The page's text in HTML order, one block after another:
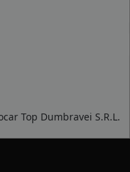
Top Dumbravei S.R.L.